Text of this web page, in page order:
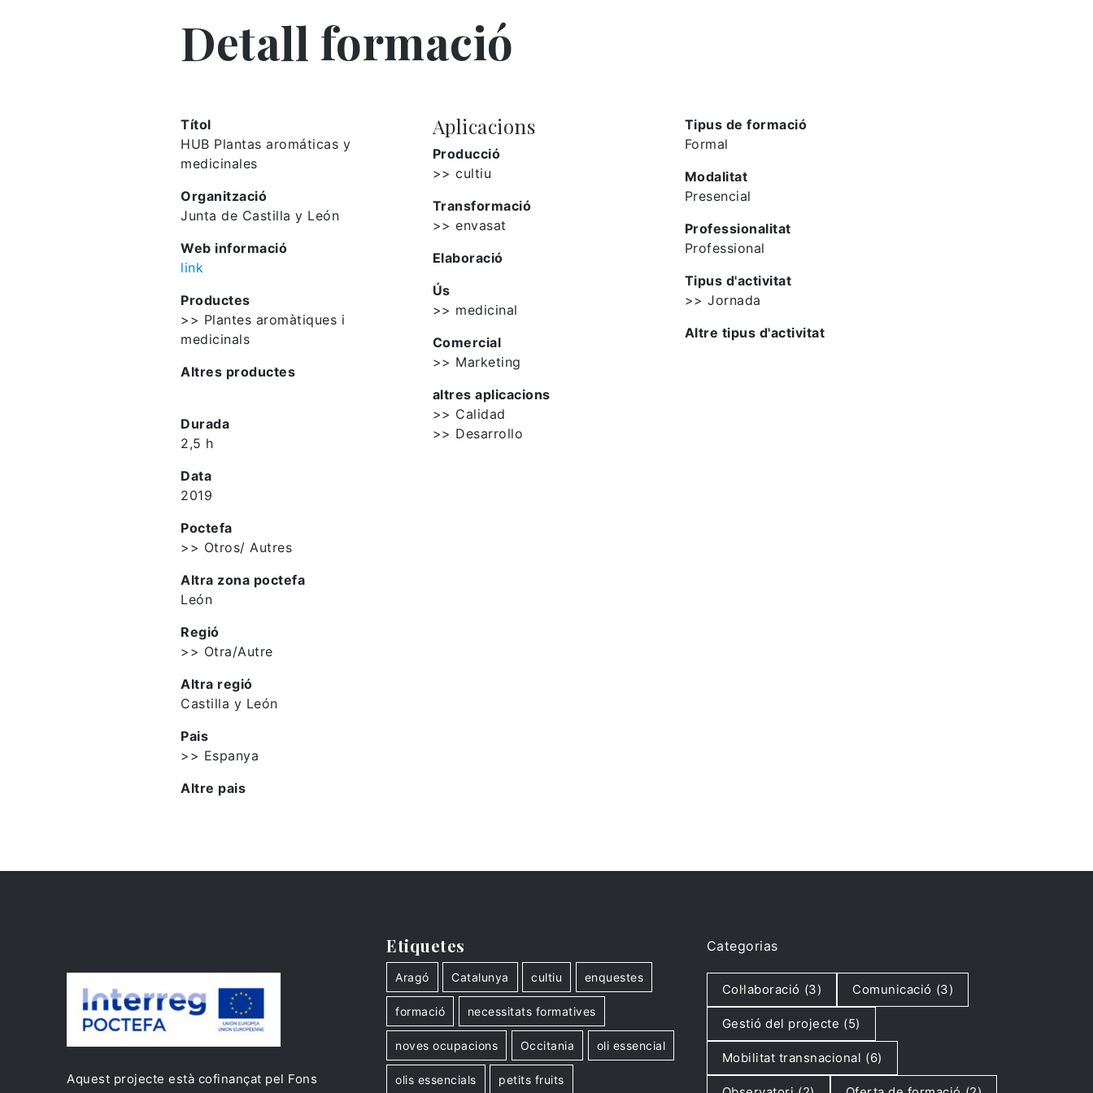
Detall formació
Títol
HUB Plantas aromáticas y
medicinales
Organització
Junta de Castilla y León
Web informació
link
Productes
>> Plantes aromàtiques i
medicinals
Altres productes
Durada
2,5 h
Data
2019
Poctefa
>> Otros/ Autres
Altra zona poctefa
León
Regió
>> Otra/Autre
Altra regió
Castilla y León
Pais
>> Espanya
Altre pais
Aplicacions
Producció
>> cultiu
Transformació
>> envasat
Elaboració
Ús
>> medicinal
Comercial
>> Marketing
altres aplicacions
>> Calidad
>> Desarrollo
Tipus de formació
Formal
Modalitat
Presencial
Professionalitat
Professional
Tipus d'activitat
>> Jornada
Altre tipus d'activitat
Aquest projecte està cofinançat pel Fons
Etiquetes
Aragó Catalunya cultiu enquestes
formació necessitats formatives
noves ocupacions Occitania oli essencial
olis essencials petits fruits
Categorias
Col·laboració (3) Comunicació (3)
Gestió del projecte (5)
Mobilitat transnacional (6)